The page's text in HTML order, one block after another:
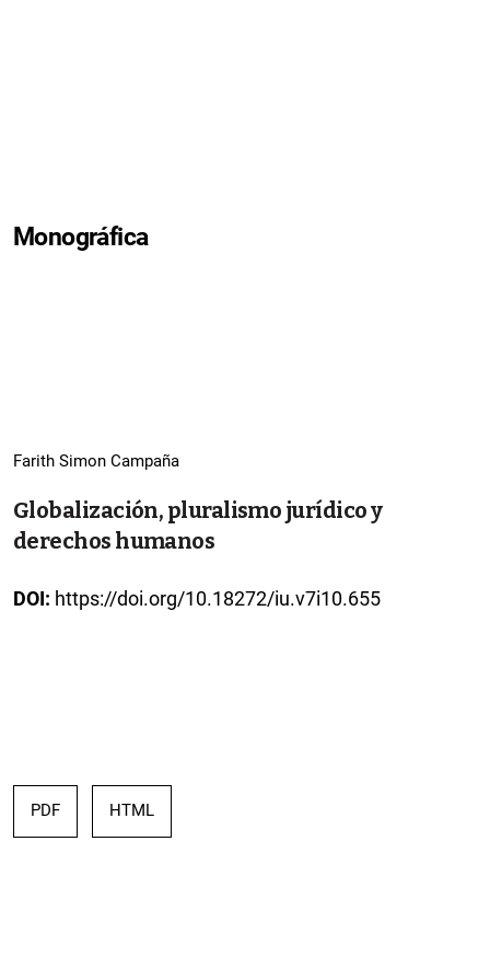
Monográfica
Farith Simon Campaña
Globalización, pluralismo jurídico y
derechos humanos
DOI: https://doi.org/10.18272/iu.v7i10.655
PDF HTML